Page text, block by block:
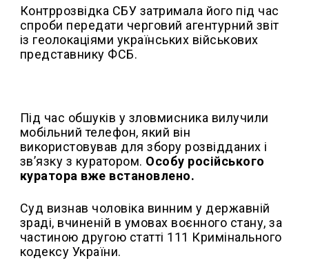
Контррозвідка СБУ затримала його під час
спроби передати черговий агентурний звіт
із геолокаціями українських військових
представнику ФСБ.
Під час обшуків у зловмисника вилучили
мобільний телефон, який він
використовував для збору розвідданих і
зв’язку з куратором. Особу російського
куратора вже встановлено.
Суд визнав чоловіка винним у державній
зраді, вчиненій в умовах воєнного стану, за
частиною другою статті 111 Кримінального
кодексу України.